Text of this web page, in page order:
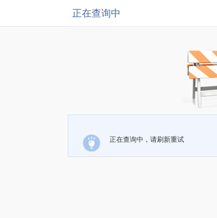
正在查询中
正在查询中，请刷新重试